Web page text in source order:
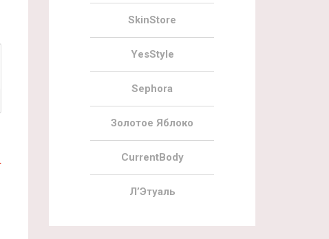
SkinStore
YesStyle
Sephora
Золотое Яблоко
CurrentBody
Л’Этуаль